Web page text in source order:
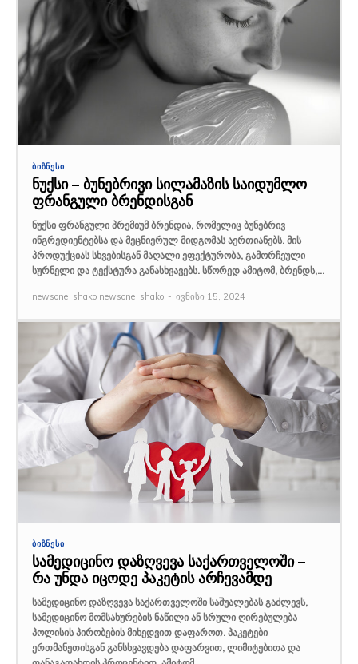
ᲑᲘᲖᲜᲔᲡᲘ
ნუქსი – ბუნებრივი სილამაზის საიდუმლო
ფრანგული ბრენდისგან
ნუქსი ფრანგული პრემიუმ ბრენდია, რომელიც ბუნებრივ
ინგრედიენტებსა და მეცნიერულ მიდგომას აერთიანებს. მის
პროდუქციას სხვებისგან მაღალი ეფექტურობა, გამორჩეული
სურნელი და ტექსტურა განასხვავებს. სწორედ ამიტომ, ბრენდს,...
newsone_shako newsone_shako - ივნისი 15, 2024
ᲑᲘᲖᲜᲔᲡᲘ
სამედიცინო დაზღვევა საქართველოში –
რა უნდა იცოდე პაკეტის არჩევამდე
სამედიცინო დაზღვევა საქართველოში საშუალებას გაძლევს,
სამედიცინო მომსახურების ნაწილი ან სრული ღირებულება
პოლისის პირობების მიხედვით დაფაროთ. პაკეტები
ერთმანეთისგან განსხვავდება დაფარვით, ლიმიტებითა და